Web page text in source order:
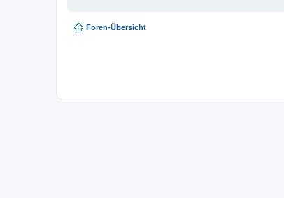
Foren-Übersicht